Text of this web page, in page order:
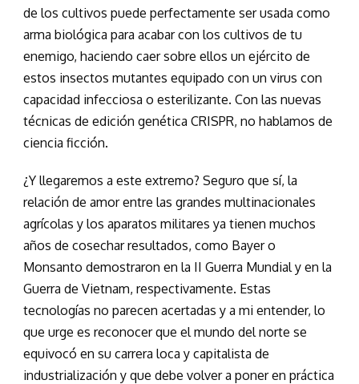
de los cultivos puede perfectamente ser usada como
arma biológica para acabar con los cultivos de tu
enemigo, haciendo caer sobre ellos un ejército de
estos insectos mutantes equipado con un virus con
capacidad infecciosa o esterilizante. Con las nuevas
técnicas de edición genética CRISPR, no hablamos de
ciencia ficción.
¿Y llegaremos a este extremo? Seguro que sí, la
relación de amor entre las grandes multinacionales
agrícolas y los aparatos militares ya tienen muchos
años de cosechar resultados, como Bayer o
Monsanto demostraron en la II Guerra Mundial y en la
Guerra de Vietnam, respectivamente. Estas
tecnologías no parecen acertadas y a mi entender, lo
que urge es reconocer que el mundo del norte se
equivocó en su carrera loca y capitalista de
industrialización y que debe volver a poner en práctica